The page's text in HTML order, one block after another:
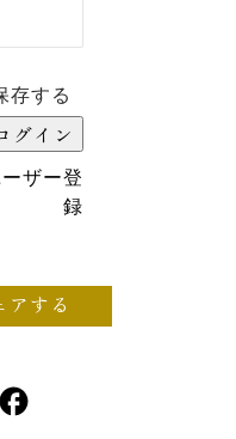
存する
ザー登
録
アする